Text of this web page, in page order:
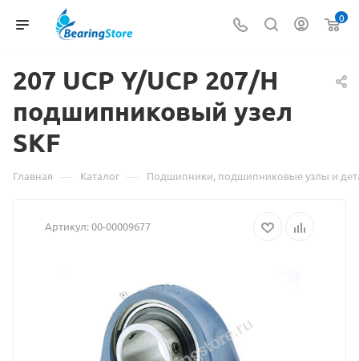
0
207 UCP Y/UCP 207/H
подшипниковый
товаре
UCP
узел
SKF
Главная — Каталог — Подшипники, подшипниковые узлы и
Артикул:00-00009677